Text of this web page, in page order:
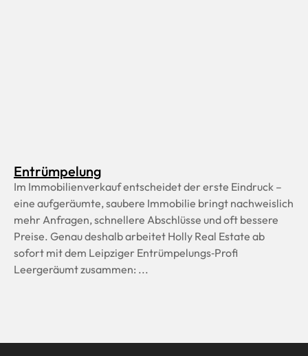
Entrümpelung
Im Immobilienverkauf entscheidet der erste Eindruck –
eine aufgeräumte, saubere Immobilie bringt nachweislich
mehr Anfragen, schnellere Abschlüsse und oft bessere
Preise. Genau deshalb arbeitet Holly Real Estate ab
sofort mit dem Leipziger Entrümpelungs‑Profi
Leergeräumt zusammen: ...